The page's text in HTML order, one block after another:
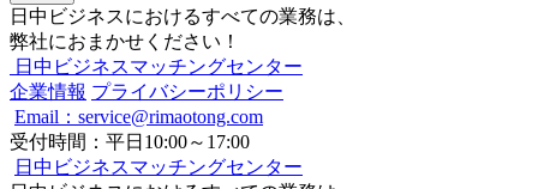
日中ビジネスにおけるすべての業務は、
弊社におまかせください！
日中ビジネスマッチングセンター
企業情報 プライバシーポリシー
Email：service@rimaotong.com
受付時間：平日10:00～17:00
日中ビジネスマッチングセンター